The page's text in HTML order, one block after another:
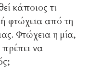
κάποιος τι
φτώχεια από τη
Φτώχεια η μία,
να